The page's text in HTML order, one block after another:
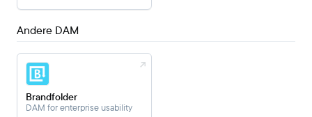
Andere DAM
Brandfolder
DAM for enterprise usability